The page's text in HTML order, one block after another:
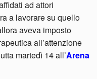
ad attori
a lavorare su quello
aveva imposto
all’attenzione
martedì 14 all’Arena